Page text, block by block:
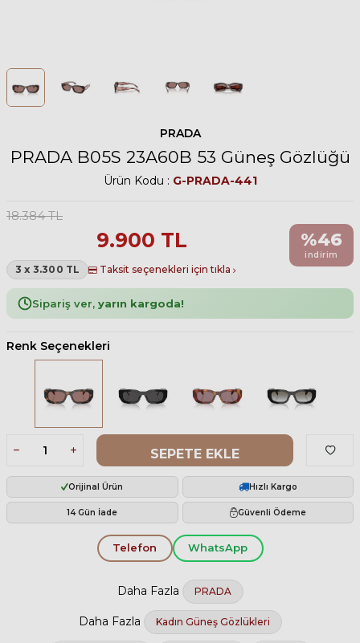
PRADA
PRADA B05S 23A60B 53 Güneş Gözlüğü
Ürün Kodu : G-PRADA-441
18.384TL
9.900 TL
3 x 3.300 TL Taksit seçenekleri için tıkla
%46
indirim
Sipariş ver, yarın kargoda!
Renk Seçenekleri
SEPETE EKLE
Orijinal Ürün Hızlı Kargo
14 Gün İade Güvenli Ödeme
Telefon WhatsApp
Daha Fazla PRADA
Daha Fazla Kadın Güneş Gözlükleri